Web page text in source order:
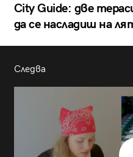
City Guide: две
да се насладиш на
Следва